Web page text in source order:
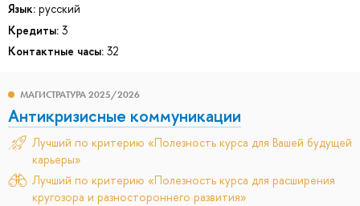
Язык: русский
Кредиты: 3
Контактные часы: 32
МАГИСТРАТУРА 2025/2026
Антикризисные коммуникации
Лучший по критерию «Полезность курса для Вашей будущей
карьеры»
Лучший по критерию «Полезность курса для расширения
кругозора и разностороннего развития»